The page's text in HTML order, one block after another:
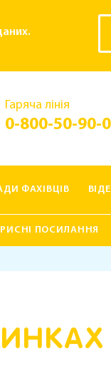
Гаряча лінія
0-800-50-90-
ФАХІВЦІВ
ПОСИЛАННЯ